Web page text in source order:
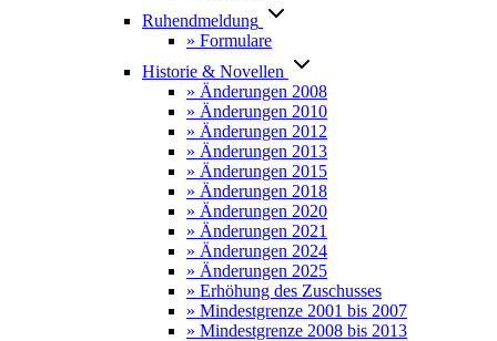
Ruhendmeldung
» Formulare
Historie & Novellen
» Änderungen 2008
» Änderungen 2010
» Änderungen 2012
» Änderungen 2013
» Änderungen 2015
» Änderungen 2018
» Änderungen 2020
» Änderungen 2021
» Änderungen 2024
» Änderungen 2025
» Erhöhung des Zuschusses
» Mindestgrenze 2001 bis 2007
» Mindestgrenze 2008 bis 2013